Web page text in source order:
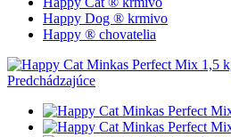
Happy Dog ® krmivo
Happy ® chovatelia
Predchádzajúce